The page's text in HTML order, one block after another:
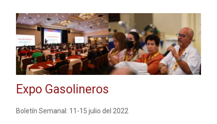
Expo Gasolineros
Boletín Semanal: 11-15 julio del 2022